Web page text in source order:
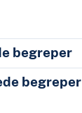
begreper
begreper